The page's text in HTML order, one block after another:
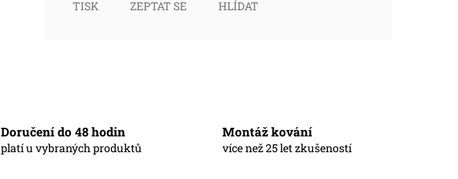
TISK ZEPTAT SE HLÍDAT
Doručení do 48 hodin
platí u vybraných produktů
Montáž kování
více než 25 let zkušeností